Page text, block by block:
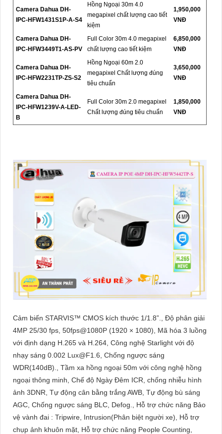
Camera Dahua DH-
IPC-HFW1431S1P-A-S4
Hồng Ngoại 30m 4.0
megapixel chất lượng cao tiết
kiệm
1,950,000
VNĐ
Camera Dahua DH-
IPC-HFW3449T1-AS-PV
Full Color 30m 4.0 megapixel
chất lượng cao tiết kiệm
6,850,000
VNĐ
Camera Dahua DH-
IPC-HFW2231TP-ZS-S2
Hồng Ngoại 60m 2.0
megapixel Chất lượng đúng
tiêu chuẩn
3,650,000
VNĐ
Camera Dahua DH-
IPC-HFW1239V-A-LED-
B
Full Color 30m 2.0 megapixel
Chất lượng đúng tiêu chuẩn
1,850,000
VNĐ
Cảm biến STARVIS™ CMOS kích thước 1/1.8”., Độ phân giải
4MP 25/30 fps, 50fps@1080P (1920 × 1080), Mã hóa 3 luồng
với định dạng H.265 và H.264, Công nghệ Starlight với độ
nhạy sáng 0.002 Lux@F1.6, Chống ngược sáng
WDR(140dB)., Tầm xa hồng ngoại 50m với công nghệ hồng
ngoại thông minh, Chế độ Ngày Đêm ICR, chống nhiễu hình
ảnh 3DNR, Tự động cân bằng trắng AWB, Tự động bù sáng
AGC, Chống ngược sáng BLC, Defog., Hỗ trợ chức năng Bảo
vệ vành đai : Tripwire, Intrusion(Phân biệt người xe), Hỗ trợ
chụp ảnh khuôn mặt, Hỗ trợ chức năng People Counting,